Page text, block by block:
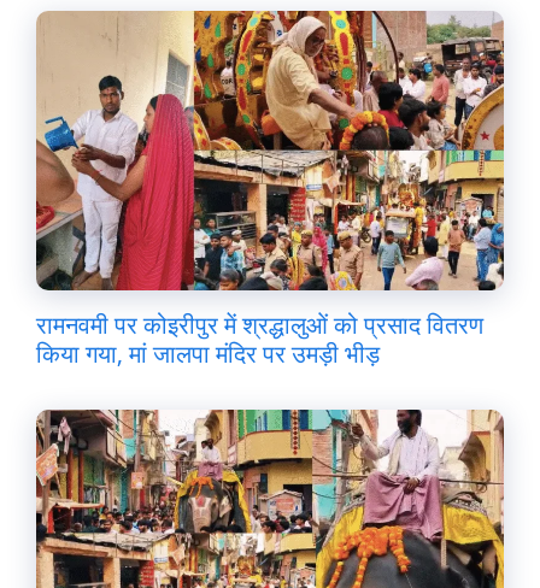
रामनवमी पर कोइरीपुर में श्रद्धालुओं को प्रसाद वितरण
किया गया, मां जालपा मंदिर पर उमड़ी भीड़